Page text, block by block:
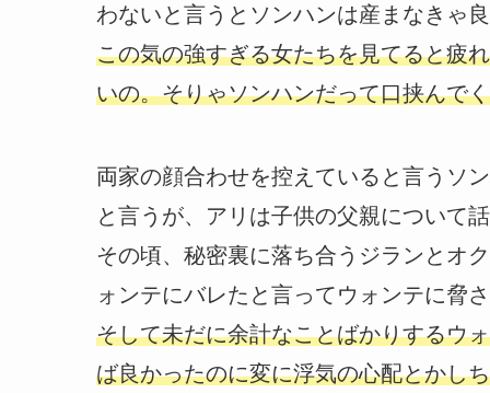
わないと言うとソンハンは産まなきゃ
この気の強すぎる女たちを見てると疲
いの。そりゃソンハンだって口挟んで
両家の顔合わせを控えていると言うソ
と言うが、アリは子供の父親について
その頃、秘密裏に落ち合うジランとオ
ォンテにバレたと言ってウォンテに脅
そして未だに余計なことばかりするウ
ば良かったのに変に浮気の心配とかし